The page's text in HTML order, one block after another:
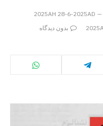
بدون دیدگاه